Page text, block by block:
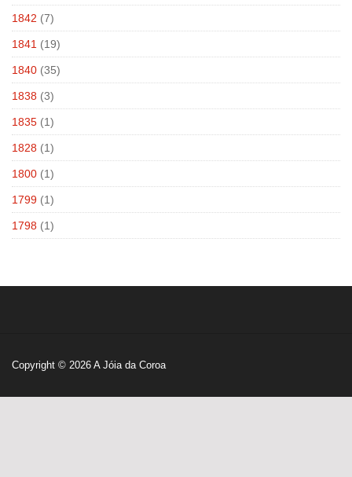
1842 (7)
1841 (19)
1840 (35)
1838 (3)
1835 (1)
1828 (1)
1800 (1)
1799 (1)
1798 (1)
Copyright © 2026 A Jóia da Coroa